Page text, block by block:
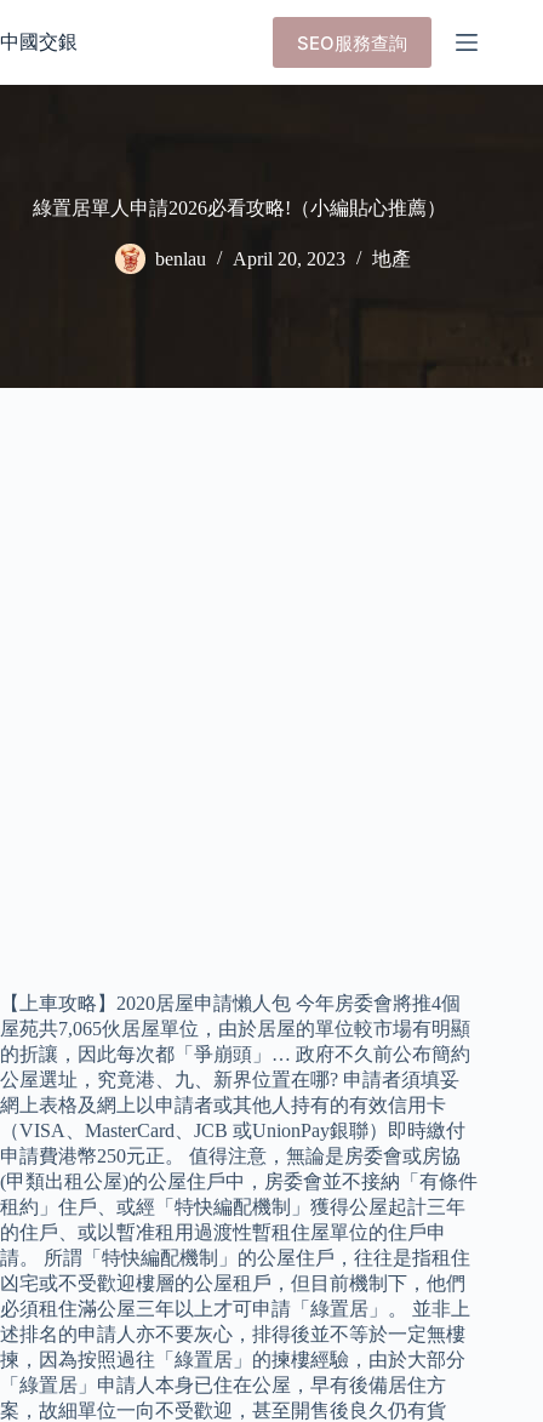
to
content
中國交銀 SEO服務查詢
綠置居單人申請2026必看攻略!（小編貼心推薦）
benlau April 20, 2023 地產
【上車攻略】2020居屋申請懶人包 今年房委會將推4個
屋苑共7,065伙居屋單位，由於居屋的單位較市場有明顯
的折讓，因此每次都「爭崩頭」… 政府不久前公布簡約
公屋選址，究竟港、九、新界位置在哪? 申請者須填妥
網上表格及網上以申請者或其他人持有的有效信用卡
（VISA、MasterCard、JCB 或UnionPay銀聯）即時繳付
申請費港幣250元正。 值得注意，無論是房委會或房協
(甲類出租公屋)的公屋住戶中，房委會並不接納「有條件
租約」住戶、或經「特快編配機制」獲得公屋起計三年
的住戶、或以暫准租用過渡性暫租住屋單位的住戶申
請。 所謂「特快編配機制」的公屋住戶，往往是指租住
凶宅或不受歡迎樓層的公屋租戶，但目前機制下，他們
必須租住滿公屋三年以上才可申請「綠置居」。 並非上
述排名的申請人亦不要灰心，排得後並不等於一定無樓
揀，因為按照過往「綠置居」的揀樓經驗，由於大部分
「綠置居」申請人本身已住在公屋，早有後備居住方
案，故細單位一向不受歡迎，甚至開售後良久仍有貨